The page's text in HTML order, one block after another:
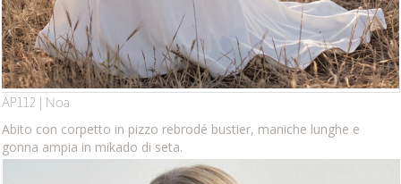
AP112 | Noa
Abito con corpetto in pizzo rebrodé bustier, maniche lunghe e
gonna ampia in mikado di seta.